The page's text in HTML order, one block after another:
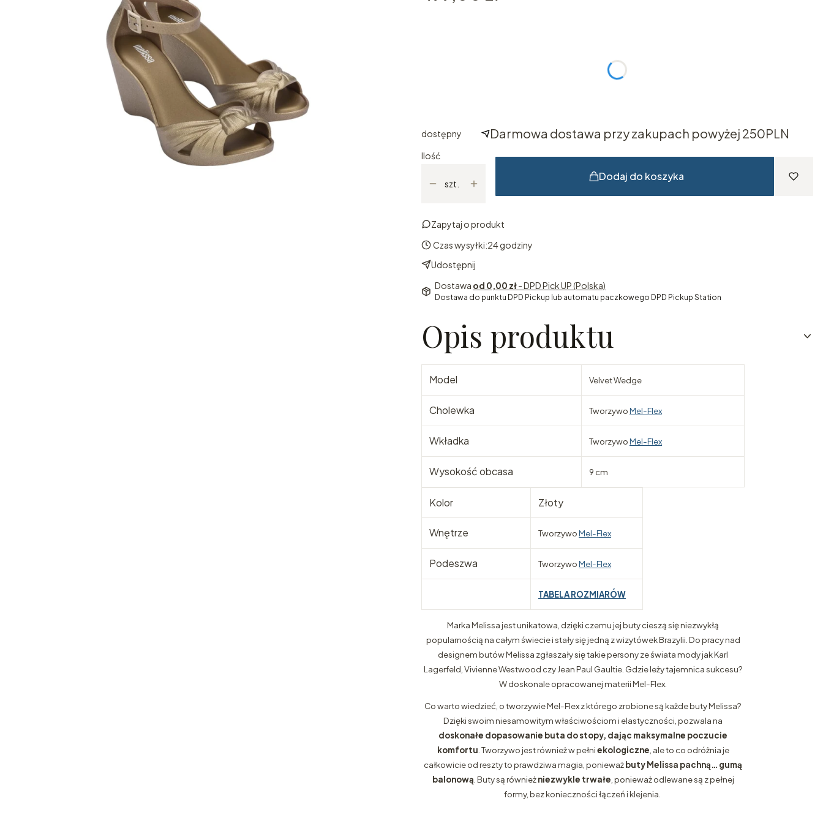
dostępny Darmowa dostawa przy zakupach powyżej 250PLN
Ilość
szt.
Dodaj do koszyka
Zapytaj o produkt
Czas wysyłki:24 godziny
Udostępnij
Dostawa od 0,00 zł- DPD Pick UP (Polska)
Dostawa do punktu DPD Pickup lub automatu paczkowego DPD Pickup Station
Opis produktu
Model Velvet Wedge
Cholewka TworzywoMel-Flex
Wkładka TworzywoMel-Flex
Wysokość obcasa 9 cm
Kolor Złoty
Wnętrze TworzywoMel-Flex
Podeszwa TworzywoMel-Flex
TABELA ROZMIARÓW
Marka Melissa jest unikatowa, dzięki czemu jej buty cieszą się niezwykłą
popularnością na całym świecie i stały się jedną z wizytówek Brazylii. Do pracy nad
designem butów Melissa zgłaszały się takie persony ze świata mody jak Karl
Lagerfeld, Vivienne Westwood czy Jean Paul Gaultie. Gdzie leży tajemnica sukcesu?
W doskonale opracowanej materii Mel-Flex.
Co warto wiedzieć, o tworzywie Mel-Flex z którego zrobione są każde buty Melissa?
Dzięki swoim niesamowitym właściwościom i elastyczności, pozwala na
doskonałe dopasowanie buta do stopy, dając maksymalne poczucie
komfortu . Tworzywo jest również w pełniekologiczne , ale to co odróżnia je
całkowicie od reszty to prawdziwa magia, ponieważbuty Melissa pachną… gumą
balonową . Buty są równieżniezwykle trwałe , ponieważ odlewane są z pełnej
formy, bez konieczności łączeń i klejenia.